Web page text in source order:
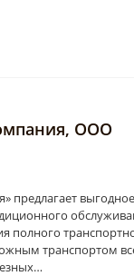
ООО
предлагает
полного
транспортом